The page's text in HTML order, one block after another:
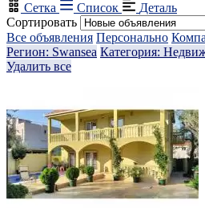
Сетка
Список
Деталь
Сортировать
Все объявления Персонально
Регион: Swansea Категория:
Удалить все